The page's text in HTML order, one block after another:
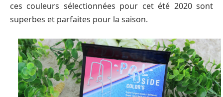
ces couleurs sélectionnées pour cet été 2020 sont
superbes et parfaites pour la saison.